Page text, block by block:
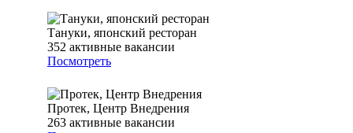
Тануки, японский ресторан
352 активные вакансии
Посмотреть
Протек, Центр Внедрения
263 активные вакансии